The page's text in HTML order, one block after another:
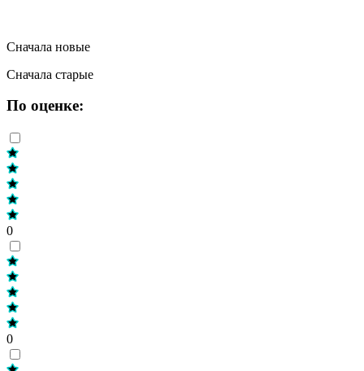
Сначала новые
Сначала старые
По оценке:
0
0